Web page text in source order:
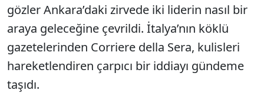
gözler Ankara’daki zirvede iki liderin nasıl bir
araya geleceğine çevrildi. İtalya’nın köklü
gazetelerinden Corriere della Sera, kulisleri
hareketlendiren çarpıcı bir iddiayı gündeme
taşıdı.